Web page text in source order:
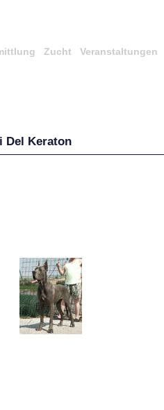
Zucht Veranstaltungen
Del Keraton